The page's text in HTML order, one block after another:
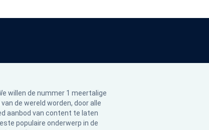
willen de nummer 1 meertalige
de wereld worden, door alle
aanbod van content te laten
populaire onderwerp in de